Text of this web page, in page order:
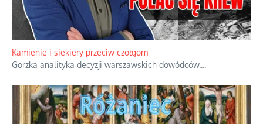
Familijny spór o biskupie sakry
Rodzinna polemika wokół sakr w Écône.